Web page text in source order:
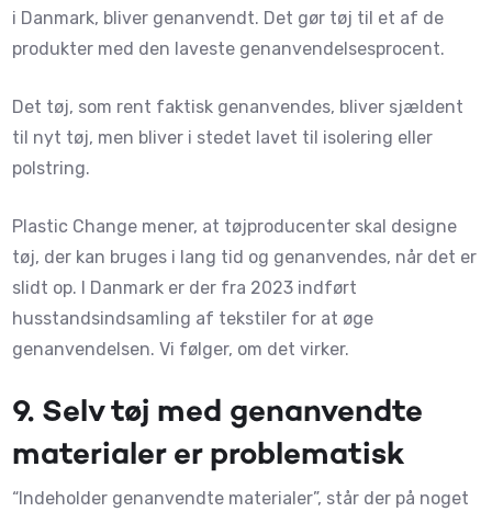
i Danmark, bliver genanvendt. Det gør tøj til et af de
produkter med den laveste genanvendelsesprocent.
Det tøj, som rent faktisk genanvendes, bliver sjældent
til nyt tøj, men bliver i stedet lavet til isolering eller
polstring.
Plastic Change mener, at tøjproducenter skal designe
tøj, der kan bruges i lang tid og genanvendes, når det er
slidt op. I Danmark er der fra 2023 indført
husstandsindsamling af tekstiler for at øge
genanvendelsen. Vi følger, om det virker.
9. Selv tøj med genanvendte
materialer er problematisk
“Indeholder genanvendte materialer”, står der på noget